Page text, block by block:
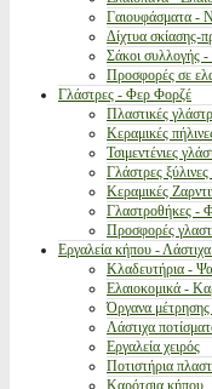
Γαιουφάσματα -
Δίχτυα σκίασης-
Σάκοι συλλογής
Προσφορές σε
Γλάστρες - Φερ Φορζέ
Πλαστικές
Κεραμικές
Τσιμεντένιες
Γλάστρες ξύλινες
Κεραμικές
Γλαστροθήκες -
Προσφορές
Εργαλεία κήπου -
Κλαδευτήρια -
Ελαιοκομικά -
Όργανα
Λάστιχα
Εργαλεία χειρός
Ποτιστήρια
Καρότσια κήπου